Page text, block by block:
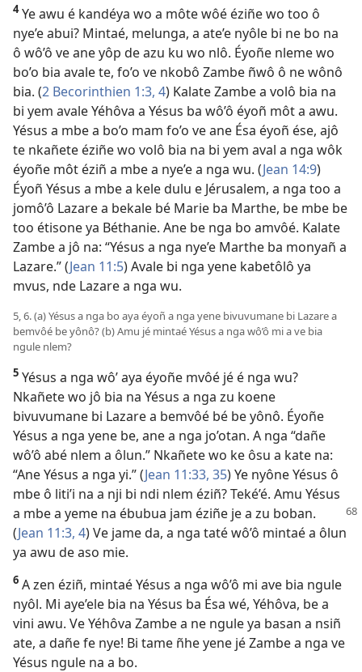
4Ye awu é kandéya wo a môte wôé éziñe wo too ô
nye’e abui? Mintaé, melunga, a ate’e nyôle bi ne bo na
ô wô’ô ve ane yôp de azu ku wo nlô. Éyoñe nleme wo
bo’o bia avale te, fo’o ve nkobô Zambe ñwô ô ne wônô
bia. (2 Becorinthien 1:3, 4) Kalate Zambe a volô bia na
bi yem avale Yéhôva a Yésus ba wô’ô éyoñ môt a awu.
Yésus a mbe a bo’o mam fo’o ve ane Ésa éyoñ ése, ajô
te nkañete éziñe wo volô bia na bi yem aval a nga wôk
éyoñe môt éziñ a mbe a nye’e a nga wu. (Jean 14:9)
Éyoñ Yésus a mbe a kele dulu e Jérusalem, a nga too a
jomô’ô Lazare a bekale bé Marie ba Marthe, be mbe be
too étisone ya Béthanie. Ane be nga bo amvôé. Kalate
Zambe a jô na: “Yésus a nga nye’e Marthe ba monyañ a
Lazare.” (Jean 11:5) Avale bi nga yene kabetôlô ya
mvus, nde Lazare a nga wu.
5, 6. (a) Yésus a nga bo aya éyoñ a nga yene bivuvumane bi Lazare a
bemvôé be yônô? (b) Amu jé mintaé Yésus a nga wô’ô mi a ve bia
ngule nlem?
5 Yésus a nga wô’ aya éyoñe mvôé jé é nga wu?
Nkañete wo jô bia na Yésus a nga zu koene
bivuvumane bi Lazare a bemvôé bé be yônô. Éyoñe
Yésus a nga yene be, ane a nga jo’otan. A nga “dañe
wô’ô abé nlem a ôlun.” Nkañete wo ke ôsu a kate na:
“Ane Yésus a nga yi.” (Jean 11:33, 35) Ye nyône Yésus ô
mbe ô liti’i na a nji bi ndi nlem éziñ? Teké’é. Amu Yésus
a mbe a yeme na ébubua jam éziñe je a zu boban.
(Jean 11:3, 4) Ve jame da, a nga taté wô’ô mintaé a ôlun
ya awu de aso mie.
6 A zen éziñ, mintaé Yésus a nga wô’ô mi ave bia ngule
nyôl. Mi aye’ele bia na Yésus ba Ésa wé, Yéhôva, be a
vini awu. Ve Yéhôva Zambe a ne ngule ya basan a nsiñ
ate, a dañe fe nye! Bi tame ñhe yene jé Zambe a nga ve
Yésus ngule na a bo.